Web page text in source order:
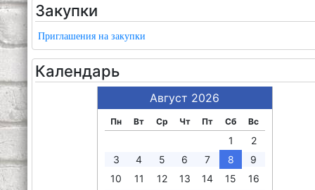
Закупки
Приглашения на закупки
Календарь
Август 2026
Пн Вт Ср Чт Пт Сб Вс
1
2
3
4 5 6 7 8
9
10
11 12 13 14 15
16